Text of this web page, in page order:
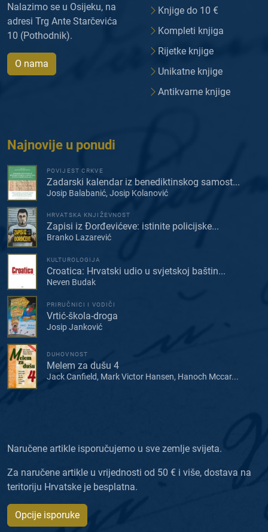
Nalazimo se u Osijeku, na
adresi Trg Ante Starčevića
10 (Pothodnik).
O nama
Knjige do 10 €
Kompleti knjiga
Rijetke knjige
Unikatne knjige
Antikvarne knjige
Najnovije u ponudi
POVIJEST CRKVE
Zadarski kalendar iz benediktinskog samost...
Josip Balabanić, Josip Kolanović
HRVATSKA KNJIŽEVNOST
Zapisi iz Đorđevićeve: istinite policijske...
Branko Lazarević
KULTUROLOGIJA
Croatica: Hrvatski udio u svjetskoj baštin...
Neven Budak
PRIRUČNICI I VODIČI
Vrtić-škola-droga
Josip Janković
DUHOVNOST
Melem za dušu 4
Jack Canfield, Mark Victor Hansen, Hanoch Mccar...
Naručene artikle isporučujemo u sve zemlje svijeta.
Za naručene artikle u vrijednosti od 50 € i više, dostava na
teritoriju Hrvatske je besplatna.
Opcije isporuke